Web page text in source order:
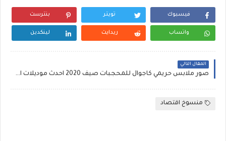
فيسبوك تويتر بنترست
واتساب ريدايت لينكدين
المقال التالي
صور ملابس حريمي كاجوال للمحجبات صيف 2020 احدث موديلات الجاردن والتيشرتات والفيستات والبناطيل الجينز بنطلون ضيق البناتي
منسوخ اقتصاد